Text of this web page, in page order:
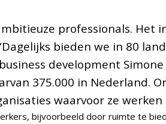
professionals. Het
bieden we in 80
development Simone
375.000 in Nederland.
waarvoor ze
bijvoorbeeld door ruimte te